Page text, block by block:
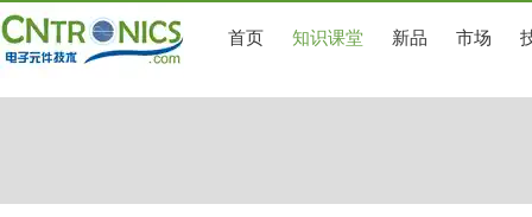
首页 知识课堂 新品 市场